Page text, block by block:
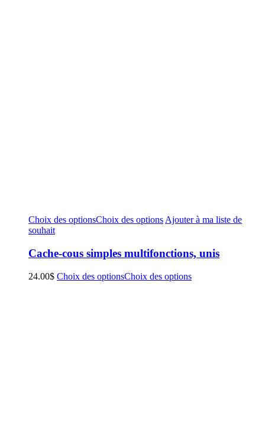
Choix des optionsChoix des optionsAjouter à ma liste de
souhait
Cache-cous simples multifonctions, unis
24.00$ Choix des optionsChoix des options